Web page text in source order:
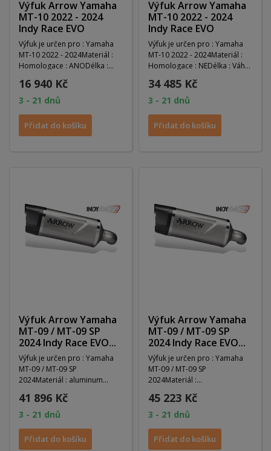
Výfuk Arrow Yamaha
MT-10 2022 - 2024
Indy Race EVO
Výfuk je určen pro : Yamaha
MT-10 2022 - 2024Materiál :
Homologace : ANODélka :
16 940 Kč
3 - 21 dnů
Přidat do košíku
Výfuk Arrow Yamaha
MT-10 2022 - 2024
Indy Race EVO
Výfuk je určen pro : Yamaha
MT-10 2022 - 2024Materiál :
Homologace : NEDélka : Váha
34 485 Kč
3 - 21 dnů
Přidat do košíku
Výfuk Arrow Yamaha
MT-09 / MT-09 SP
2024 Indy Race EVO...
Výfuk je určen pro : Yamaha
MT-09 / MT-09 SP
2024Materiál : aluminum
41 896 Kč
3 - 21 dnů
Přidat do košíku
Výfuk Arrow Yamaha
MT-09 / MT-09 SP
2024 Indy Race EVO...
Výfuk je určen pro : Yamaha
MT-09 / MT-09 SP
2024Materiál :
NEDélka : 0Váha...
45 223 Kč
3 - 21 dnů
Přidat do košíku
Můj seznam přání
Vytvořit nový seznam
((modalTitle)) ×
((confirmMessage))
((cancelText)) ((modalDeleteText))
Vytvořit seznam přání ×
Název seznamu přání
Přihlásit se ×
Musíte být přihlášen, abyste si mohli výrobky uložit do
svého seznamu přání.